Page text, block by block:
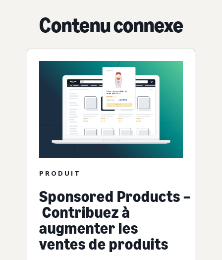
Contenu connexe
PRODUIT
Sponsored Products –
Contribuez à
augmenter les
ventes de produits